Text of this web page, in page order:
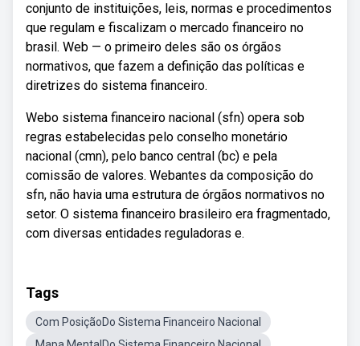
conjunto de instituições, leis, normas e procedimentos
que regulam e fiscalizam o mercado financeiro no
brasil. Web — o primeiro deles são os órgãos
normativos, que fazem a definição das políticas e
diretrizes do sistema financeiro.
Webo sistema financeiro nacional (sfn) opera sob
regras estabelecidas pelo conselho monetário
nacional (cmn), pelo banco central (bc) e pela
comissão de valores. Webantes da composição do
sfn, não havia uma estrutura de órgãos normativos no
setor. O sistema financeiro brasileiro era fragmentado,
com diversas entidades reguladoras e.
Tags
Com PosiçãoDo Sistema Financeiro Nacional